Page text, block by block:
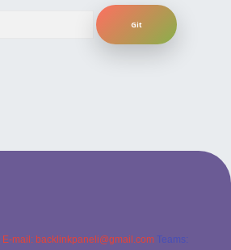
E-mail: backlinkpaneli@gmail.com Teams: